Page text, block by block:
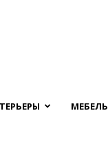
МЕБЕЛЬ